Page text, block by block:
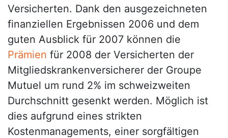
Versicherten. Dank den ausgezeichneten
finanziellen Ergebnissen 2006 und dem
guten Ausblick für 2007 können die
Prämien für 2008 der Versicherten der
Mitgliedskrankenversicherer der Groupe
Mutuel um rund 2% im schweizweiten
Durchschnitt gesenkt werden. Möglich ist
dies aufgrund eines strikten
Kostenmanagements, einer sorgfältigen